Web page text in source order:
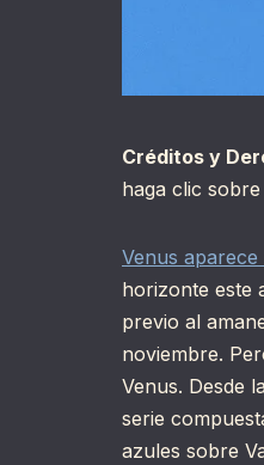
Créditos y
haga clic
Venus aparece
horizonte este
previo al
noviembre.
Venus. Desde
serie
azules sobre